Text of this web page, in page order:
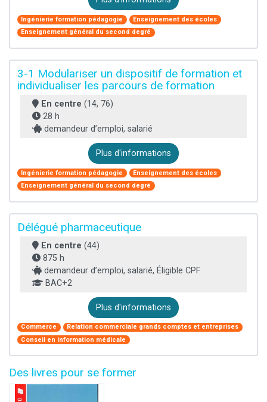
Ingénierie formation pédagogie
Enseignement des écoles
Enseignement général du second degré
3-1 Modulariser un dispositif de formation et
individualiser les parcours de formation
En centre (14, 76)
28 h
demandeur d’emploi, salarié
Plus d'informations
Ingénierie formation pédagogie
Enseignement des écoles
Enseignement général du second degré
Délégué pharmaceutique
En centre (44)
875 h
demandeur d’emploi, salarié, Éligible CPF
BAC+2
Plus d'informations
Commerce
Relation commerciale grands comptes et entreprises
Conseil en information médicale
Des livres pour se former